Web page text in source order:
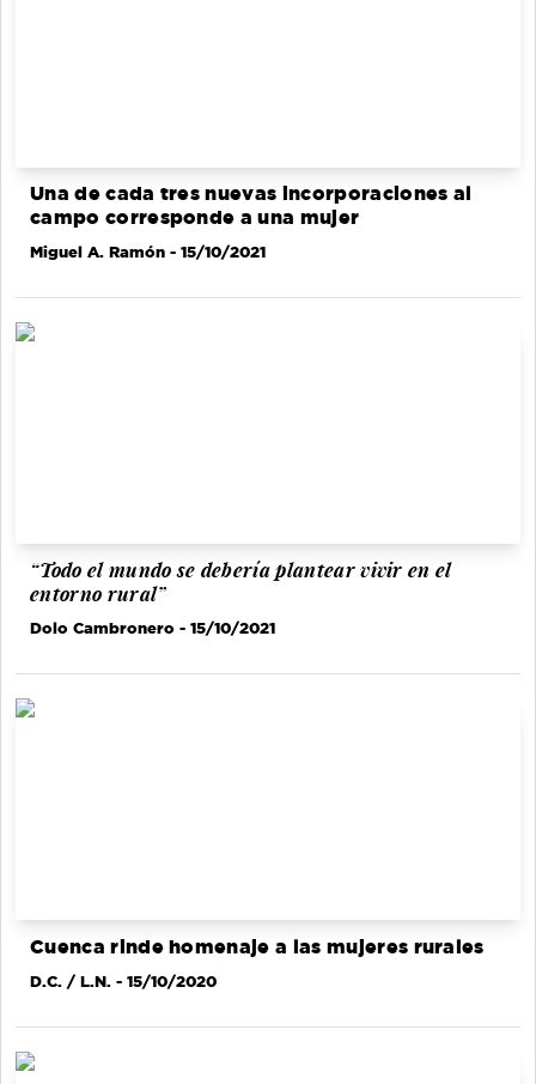
Una de cada tres nuevas incorporaciones al
campo corresponde a una mujer
Miguel A. Ramón - 15/10/2021
“Todo el mundo se debería plantear vivir en el
entorno rural”
Dolo Cambronero - 15/10/2021
Cuenca rinde homenaje a las mujeres rurales
D.C. / L.N. - 15/10/2020